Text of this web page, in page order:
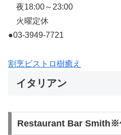
夜18:00～23:00
火曜定休
●03-3949-7721
割烹ビストロ樹癒え
イタリアン
Restaurant Bar Smith※